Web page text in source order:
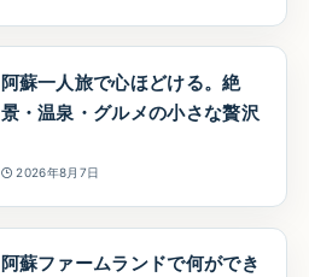
阿蘇一人旅で心ほどける。絶
景・温泉・グルメの小さな贅沢
2026年8月7日
阿蘇ファームランドで何ができ